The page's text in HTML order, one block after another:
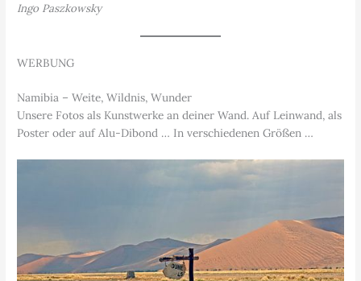
Ingo Paszkowsky
WERBUNG
Namibia – Weite, Wildnis, Wunder
Unsere Fotos als Kunstwerke an deiner Wand. Auf Leinwand, als
Poster oder auf Alu-Dibond … In verschiedenen Größen …